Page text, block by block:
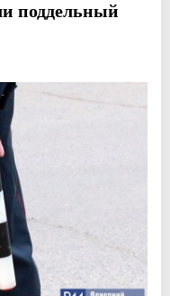
поддельный